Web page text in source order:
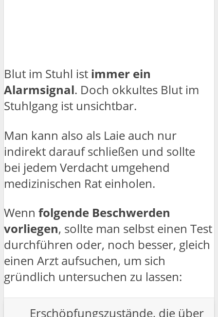
Blut im Stuhl ist immer ein
Alarmsignal. Doch okkultes Blut im
Stuhlgang ist unsichtbar.
Man kann also als Laie auch nur
indirekt darauf schließen und sollte
bei jedem Verdacht umgehend
medizinischen Rat einholen.
Wenn folgende Beschwerden
vorliegen, sollte man selbst einen Test
durchführen oder, noch besser, gleich
einen Arzt aufsuchen, um sich
gründlich untersuchen zu lassen:
Erschöpfungszustände, die über